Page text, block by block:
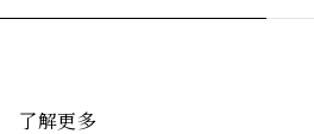
了解更多